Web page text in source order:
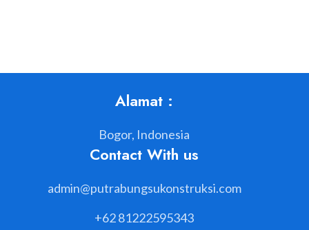
Alamat :
Bogor, Indonesia
Contact With us
admin@putrabungsukonstruksi.com
+62 81222595343